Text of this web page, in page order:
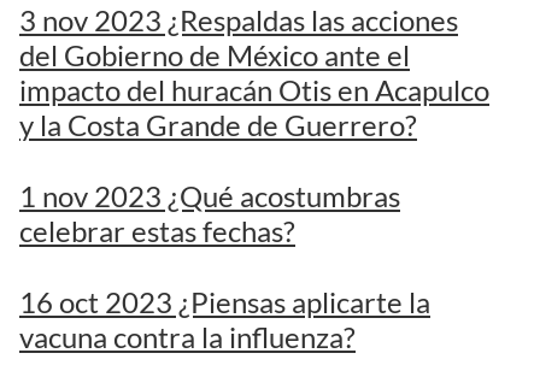
3 nov 2023 ¿Respaldas las acciones
del Gobierno de México ante el
impacto del huracán Otis en Acapulco
y la Costa Grande de Guerrero?
1 nov 2023 ¿Qué acostumbras
celebrar estas fechas?
16 oct 2023 ¿Piensas aplicarte la
vacuna contra la influenza?